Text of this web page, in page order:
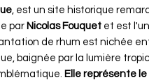
, est un site historique
par Nicolas Fouquet et est
de rhum est nichée
baignée par la lumière
Elle représente